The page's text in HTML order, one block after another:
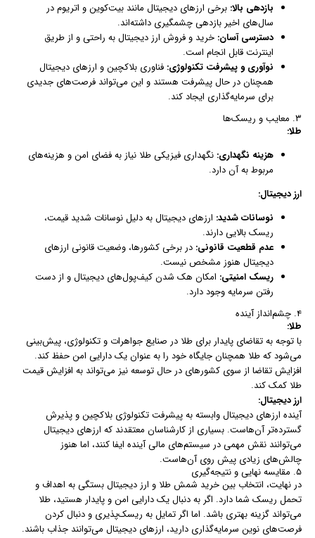
بازدهی بالا: برخی ارزهای دیجیتال مانند بیت‌کوین و اتریوم در
سال‌های اخیر بازدهی چشمگیری داشته‌اند.
دسترسی آسان: خرید و فروش ارز دیجیتال به راحتی و از طریق
اینترنت قابل انجام است.
نوآوری و پیشرفت تکنولوژی: فناوری بلاکچین و ارزهای دیجیتال
همچنان در حال پیشرفت هستند و این می‌تواند فرصت‌های جدیدی
برای سرمایه‌گذاری ایجاد کند.
۳. معایب و ریسک‌ها
طلا:
هزینه نگهداری: نگهداری فیزیکی طلا نیاز به فضای امن و هزینه‌های
مربوط به آن دارد.
ارز دیجیتال:
نوسانات شدید: ارزهای دیجیتال به دلیل نوسانات شدید قیمت،
ریسک بالایی دارند.
عدم قطعیت قانونی: در برخی کشورها، وضعیت قانونی ارزهای
دیجیتال هنوز مشخص نیست.
ریسک امنیتی: امکان هک شدن کیف‌پول‌های دیجیتال و از دست
رفتن سرمایه وجود دارد.
۴. چشم‌انداز آینده
طلا:
با توجه به تقاضای پایدار برای طلا در صنایع جواهرات و تکنولوژی، پیش‌بینی
می‌شود که طلا همچنان جایگاه خود را به عنوان یک دارایی امن حفظ کند.
افزایش تقاضا از سوی کشورهای در حال توسعه نیز می‌تواند به افزایش قیمت
طلا کمک کند.
ارز دیجیتال:
آینده ارزهای دیجیتال وابسته به پیشرفت تکنولوژی بلاکچین و پذیرش
گسترده‌تر آن‌هاست. بسیاری از کارشناسان معتقدند که ارزهای دیجیتال
می‌توانند نقش مهمی در سیستم‌های مالی آینده ایفا کنند، اما هنوز
چالش‌های زیادی پیش روی آن‌هاست.
۵. مقایسه نهایی و نتیجه‌گیری
در نهایت، انتخاب بین خرید شمش طلا و ارز دیجیتال بستگی به اهداف و
تحمل ریسک شما دارد. اگر به دنبال یک دارایی امن و پایدار هستید، طلا
می‌تواند گزینه بهتری باشد. اما اگر تمایل به ریسک‌پذیری و دنبال کردن
فرصت‌های نوین سرمایه‌گذاری دارید، ارزهای دیجیتال می‌توانند جذاب باشند.